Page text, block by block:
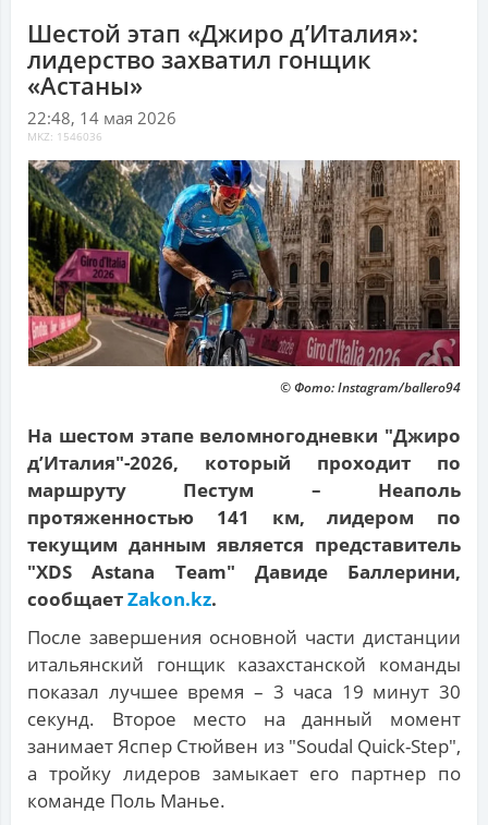
Шестой этап «Джиро д’Италия»:
лидерство захватил гонщик
«Астаны»
22:48, 14 мая 2026
MKZ: 1546036
© Фото: Instagram/ballero94
На шестом этапе веломногодневки "Джиро
д’Италия"-2026, который проходит по
маршруту Пестум – Неаполь
протяженностью 141 км, лидером по
текущим данным является представитель
"XDS Astana Team" Давиде Баллерини,
сообщаетZakon.kz.
После завершения основной части дистанции
итальянский гонщик казахстанской команды
показал лучшее время – 3 часа 19 минут 30
секунд. Второе место на данный момент
занимает Яспер Стюйвен из "Soudal Quick-Step",
а тройку лидеров замыкает его партнер по
команде Поль Манье.